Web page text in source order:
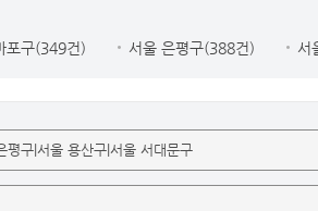
포구(349건) 서울 은평구(388건) 서